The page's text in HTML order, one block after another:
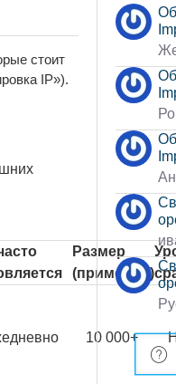
стоит
IP»).
Размер
(примерно)
10 000+